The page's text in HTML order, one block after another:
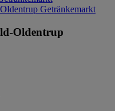
Getränkemarkt
Oldentrup